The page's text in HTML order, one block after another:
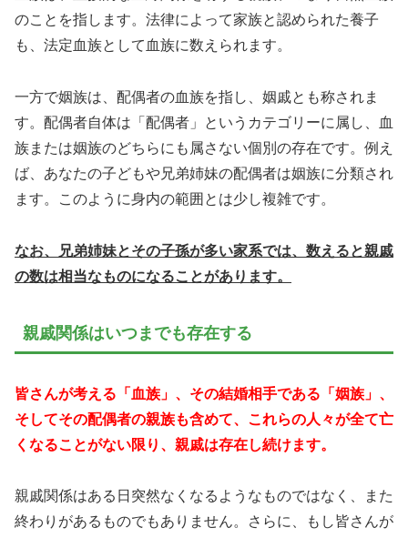
のことを指します。法律によって家族と認められた養子
も、法定血族として血族に数えられます。
一方で姻族は、配偶者の血族を指し、姻戚とも称されま
す。配偶者自体は「配偶者」というカテゴリーに属し、血
族または姻族のどちらにも属さない個別の存在です。例え
ば、あなたの子どもや兄弟姉妹の配偶者は姻族に分類され
ます。このように身内の範囲とは少し複雑です。
なお、兄弟姉妹とその子孫が多い家系では、数えると親戚
の数は相当なものになることがあります。
親戚関係はいつまでも存在する
皆さんが考える「血族」、その結婚相手である「姻族」、
そしてその配偶者の親族も含めて、これらの人々が全て亡
くなることがない限り、親戚は存在し続けます。
親戚関係はある日突然なくなるようなものではなく、また
終わりがあるものでもありません。さらに、もし皆さんが